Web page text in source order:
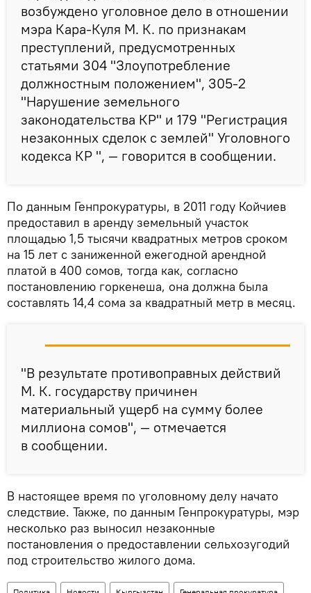
возбуждено уголовное дело в отношении
мэра Кара-Куля М. К. по признакам
преступлений, предусмотренных
статьями 304 "Злоупотребление
должностным положением", 305-2
"Нарушение земельного
законодательства КР" и 179 "Регистрация
незаконных сделок с землей" Уголовного
кодекса КР ", — говорится в сообщении.
По данным Генпрокуратуры, в 2011 году Койчиев
предоставил в аренду земельный участок
площадью 1,5 тысячи квадратных метров сроком
на 15 лет с заниженной ежегодной арендной
платой в 400 сомов, тогда как, согласно
постановлению горкенеша, она должна была
составлять 14,4 сома за квадратный метр в месяц.
"В результате противоправных действий
М. К. государству причинен
материальный ущерб на сумму более
миллиона сомов", — отмечается
в сообщении.
В настоящее время по уголовному делу начато
следствие. Также, по данным Генпрокуратуры, мэр
несколько раз выносил незаконные
постановления о предоставлении сельхозугодий
под строительство жилого дома.